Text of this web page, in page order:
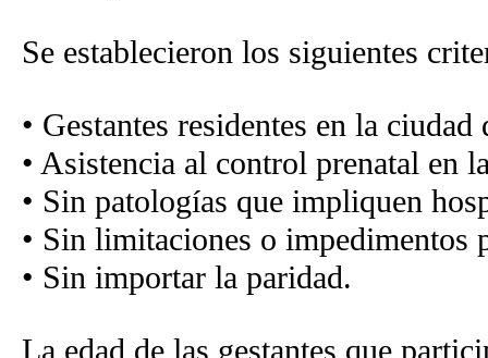
Se establecieron los siguientes
• Gestantes residentes en la
• Asistencia al control prenatal en
• Sin patologías que impliquen
• Sin limitaciones o impedimentos
• Sin importar la paridad.